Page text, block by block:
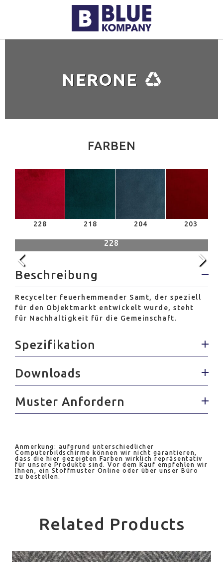
NERONE
FARBEN
228 218 204 203
228
Beschreibung
Recycelter feuerhemmender Samt, der speziell
für den Objektmarkt entwickelt wurde, steht
für Nachhaltigkeit für die Gemeinschaft.
Spezifikation
Downloads
Muster Anfordern
Anmerkung: aufgrund unterschiedlicher
Computerbildschirme können wir nicht garantieren,
dass die hier gezeigten Farben wirklich repräsentativ
für unsere Produkte sind. Vor dem Kauf empfehlen wir
Ihnen, ein Stoffmuster Online oder über unser Büro
zu bestellen.
Related Products